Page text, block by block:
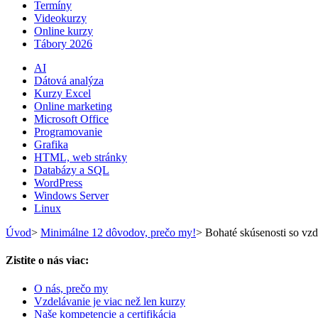
Termíny
Videokurzy
Online kurzy
Tábory 2026
AI
Dátová analýza
Kurzy Excel
Online marketing
Microsoft Office
Programovanie
Grafika
HTML, web stránky
Databázy a SQL
WordPress
Windows Server
Linux
Úvod> Minimálne 12 dôvodov, prečo my!> Bohaté skúsenosti so
Zistite o nás viac:
O nás, prečo my
Vzdelávanie je viac než len kurzy
Naše kompetencie a certifikácia